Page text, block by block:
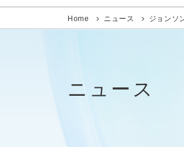
Home ニュース ジョンソ
ニュース